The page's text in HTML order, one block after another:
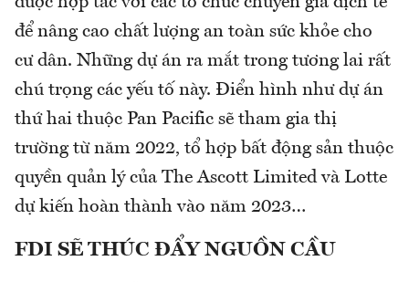
để nâng cao chất lượng an toàn sức khỏe cho
cư dân. Những dự án ra mắt trong tương lai rất
chú trọng các yếu tố này. Điển hình như dự án
thứ hai thuộc Pan Pacific sẽ tham gia thị
trường từ năm 2022, tổ hợp bất động sản thuộc
quyền quản lý của The Ascott Limited và Lotte
dự kiến hoàn thành vào năm 2023…
FDI SẼ THÚC ĐẨY NGUỒN CẦU